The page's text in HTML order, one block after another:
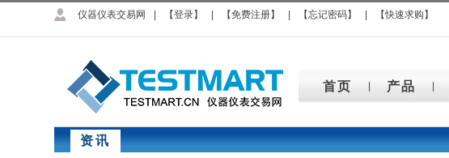
仪器仪表交易网 【登录】 【免费注册】 【忘记密码】 【快速求购】
首页 产品
资讯